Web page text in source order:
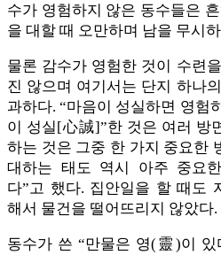
수가 영험하지 않은 동수들은
을 대할 때 오만하며 남을 무시
물론 감수가 영험한 것이 수련
진 않으며 여기서는 단지 하나
과하다. “마음이 성실하면 영험
이 성실[心誠]”한 것은 여러 방
하는 것은 그중 한 가지 중요한
대하는 태도 역시 아주 중요
다”고 했다. 집안일을 할 때도
해서 물건을 떨어뜨리지 않았다.
동수가 쓴 “만물은 영(靈)이 있